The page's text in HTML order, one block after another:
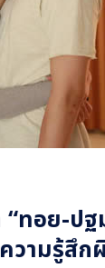
ทอย-ป
วามรู้สึก